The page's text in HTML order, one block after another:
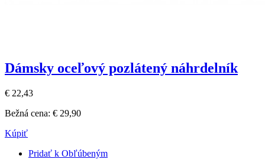
Dámsky oceľový pozlátený náhrdelník
€ 22,43
Bežná cena: € 29,90
Kúpiť
Pridať k Obľúbeným